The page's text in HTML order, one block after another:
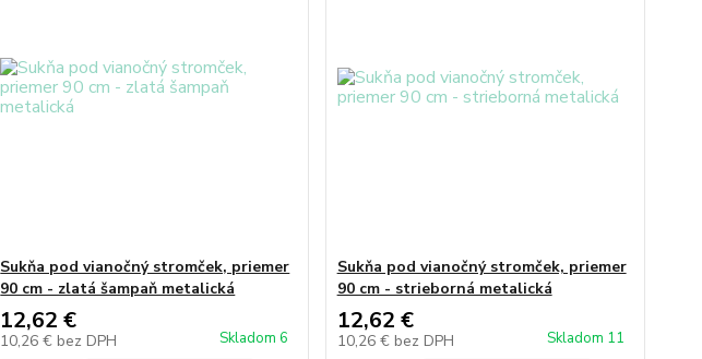
Sukňa pod vianočný stromček, priemer
90 cm - zlatá šampaň metalická
12,62 €
10,26 € bez DPH Skladom 6
Sukňa pod vianočný stromček, priemer
90 cm - strieborná metalická
12,62 €
10,26 € bez DPH Skladom 11